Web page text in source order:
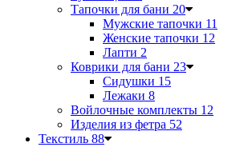
Тапочки для бани 20
Мужские тапочки 11
Женские тапочки 12
Лапти 2
Коврики для бани 23
Сидушки 15
Лежаки 8
Войлочные комплекты 12
Изделия из фетра 52
Текстиль 88